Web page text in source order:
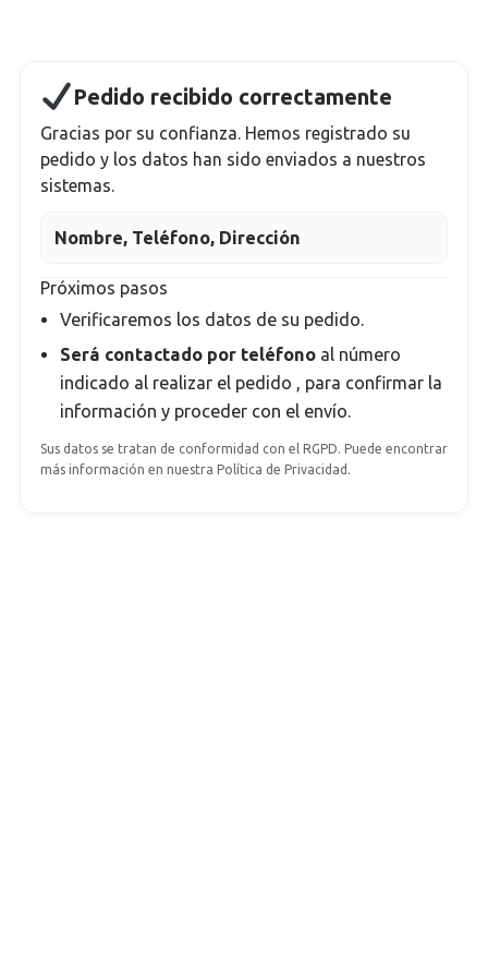
Pedido recibido correctamente
Gracias por su confianza. Hemos registrado su
pedido y los datos han sido enviados a nuestros
sistemas.
Nombre, Teléfono, Dirección
Próximos pasos
Verificaremos los datos de su pedido.
Será contactado por teléfono al número
indicado al realizar el pedido , para confirmar la
información y proceder con el envío.
Sus datos se tratan de conformidad con el RGPD. Puede encontrar
más información en nuestra Política de Privacidad.